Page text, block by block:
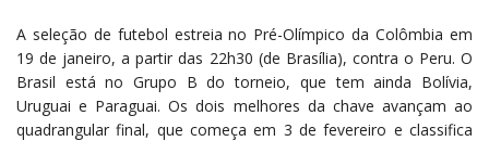
A seleção de futebol estreia no Pré-Olímpico da Colômbia em
19 de janeiro, a partir das 22h30 (de Brasília), contra o Peru. O
Brasil está no Grupo B do torneio, que tem ainda Bolívia,
Uruguai e Paraguai. Os dois melhores da chave avançam ao
quadrangular final, que começa em 3 de fevereiro e classifica